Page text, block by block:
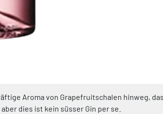
Aroma von Grapefruitschalen hinweg,
dies ist kein süsser Gin per se.